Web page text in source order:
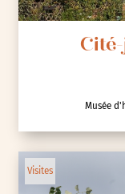
Musée
Visites